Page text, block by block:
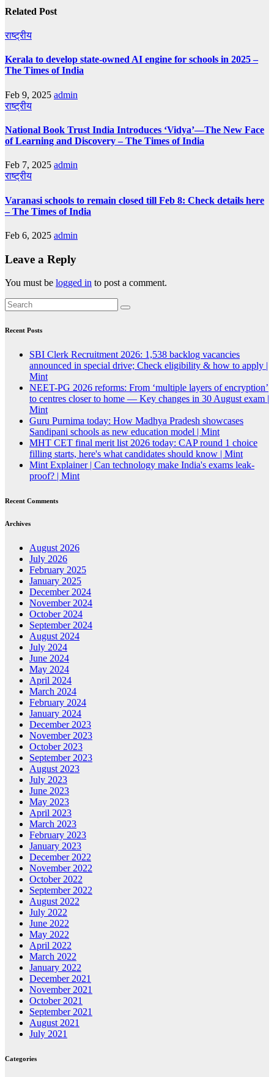
Related Post
राष्ट्रीय
Kerala to develop state-owned AI engine for schools in 2025 –
The Times of India
Feb 9, 2025 admin
राष्ट्रीय
National Book Trust India Introduces ‘Vidya’—The New Face
of Learning and Discovery – The Times of India
Feb 7, 2025 admin
राष्ट्रीय
Varanasi schools to remain closed till Feb 8: Check details here
– The Times of India
Feb 6, 2025 admin
Leave a Reply
You must be logged in to post a comment.
Recent Posts
SBI Clerk Recruitment 2026: 1,538 backlog vacancies
announced in special drive; Check eligibility & how to apply |
Mint
NEET-PG 2026 reforms: From ‘multiple layers of encryption’
to centres closer to home — Key changes in 30 August exam |
Mint
Guru Purnima today: How Madhya Pradesh showcases
Sandipani schools as new education model | Mint
MHT CET final merit list 2026 today: CAP round 1 choice
filling starts, here's what candidates should know | Mint
Mint Explainer | Can technology make India's exams leak-
proof? | Mint
Recent Comments
Archives
August 2026
July 2026
February 2025
January 2025
December 2024
November 2024
October 2024
September 2024
August 2024
July 2024
June 2024
May 2024
April 2024
March 2024
February 2024
January 2024
December 2023
November 2023
October 2023
September 2023
August 2023
July 2023
June 2023
May 2023
April 2023
March 2023
February 2023
January 2023
December 2022
November 2022
October 2022
September 2022
August 2022
July 2022
June 2022
May 2022
April 2022
March 2022
January 2022
December 2021
November 2021
October 2021
September 2021
August 2021
July 2021
Categories